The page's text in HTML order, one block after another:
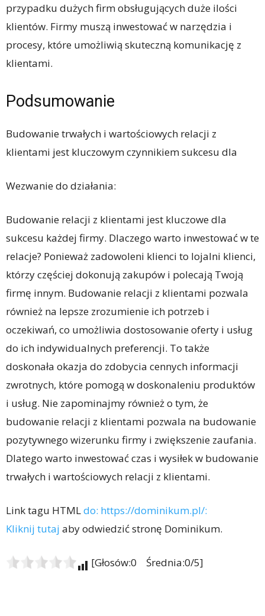
przypadku dużych firm obsługujących duże ilości
klientów. Firmy muszą inwestować w narzędzia i
procesy, które umożliwią skuteczną komunikację z
klientami.
Podsumowanie
Budowanie trwałych i wartościowych relacji z
klientami jest kluczowym czynnikiem sukcesu dla
Wezwanie do działania:
Budowanie relacji z klientami jest kluczowe dla
sukcesu każdej firmy. Dlaczego warto inwestować w te
relacje? Ponieważ zadowoleni klienci to lojalni klienci,
którzy częściej dokonują zakupów i polecają Twoją
firmę innym. Budowanie relacji z klientami pozwala
również na lepsze zrozumienie ich potrzeb i
oczekiwań, co umożliwia dostosowanie oferty i usług
do ich indywidualnych preferencji. To także
doskonała okazja do zdobycia cennych informacji
zwrotnych, które pomogą w doskonaleniu produktów
i usług. Nie zapominajmy również o tym, że
budowanie relacji z klientami pozwala na budowanie
pozytywnego wizerunku firmy i zwiększenie zaufania.
Dlatego warto inwestować czas i wysiłek w budowanie
trwałych i wartościowych relacji z klientami.
Link tagu HTMLdo: https://dominikum.pl/:
Kliknij tutaj aby odwiedzić stronę Dominikum.
[Głosów:0 Średnia:0/5]